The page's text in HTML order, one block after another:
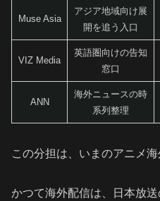
Muse Asia
アジア地域向け展
開を追う入口
VIZ Media
英語圏向けの告知
窓口
ANN
海外ニュースの時
系列整理
この分担は、いまのアニメ
かつて海外配信は、日本放